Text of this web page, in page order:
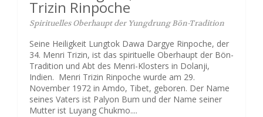
Trizin Rinpoche
Spirituelles Oberhaupt der Yungdrung Bön-Tradition
Seine Heiligkeit Lungtok Dawa Dargye Rinpoche, der
34. Menri Trizin, ist das spirituelle Oberhaupt der Bön-
Tradition und Abt des Menri-Klosters in Dolanji,
Indien. Menri Trizin Rinpoche wurde am 29.
November 1972 in Amdo, Tibet, geboren. Der Name
seines Vaters ist Palyon Bum und der Name seiner
Mutter ist Luyang Chukmo....